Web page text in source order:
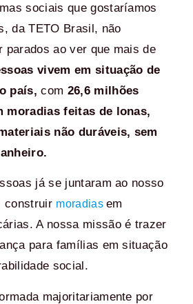
sociais que gostaríamos
da TETO Brasil, não
parados ao ver que mais de
vivem em situação de
país, com 26,6 milhões
moradias feitas de lonas,
não duráveis, sem
já se juntaram ao nosso
construir moradiasem
A nossa missão é trazer
para famílias em situação
social.
majoritariamente por